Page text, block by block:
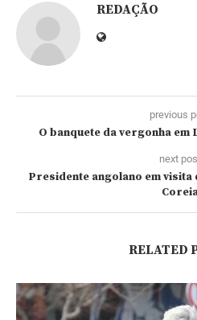
REDAÇÃO
previous
O banquete da vergonha em
next
Presidente angolano em visita
RELATED